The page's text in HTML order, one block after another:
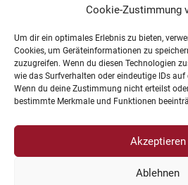
Cookie-Zustimmung
Um dir ein optimales Erlebnis zu bieten,
Cookies, um Geräteinformationen zu
zuzugreifen. Wenn du diesen Technologien
wie das Surfverhalten oder eindeutige IDs auf
Wenn du deine Zustimmung nicht erteilst
bestimmte Merkmale und Funktionen
Akzeptieren
Ablehnen
Christine
+49 1625